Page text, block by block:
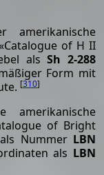
amerikanische
of H II
alsSh 2-288
Form mit
[310]
amerikanische
of Bright
Nummer LBN
als LBN